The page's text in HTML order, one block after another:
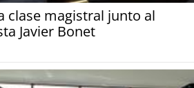
clase magistral junto al
Javier Bonet